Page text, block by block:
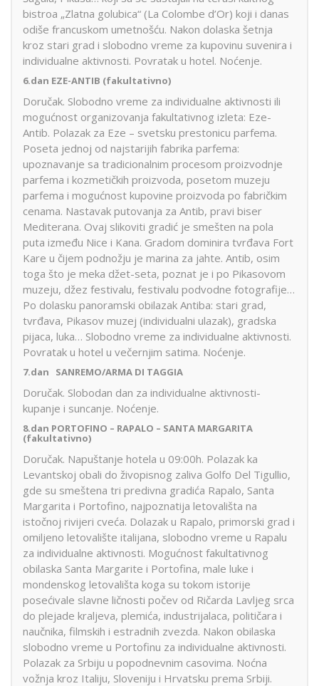
bistroa „Zlatna golubica“ (La Colombe d’Or) koji i danas
odiše francuskom umetnošću. Nakon dolaska šetnja
kroz stari grad i slobodno vreme za kupovinu suvenira i
individualne aktivnosti. Povratak u hotel. Noćenje.
6.dan EZE-ANTIB (fakultativno)
Doručak. Slobodno vreme za individualne aktivnosti ili
mogućnost organizovanja fakultativnog izleta: Eze-
Antib. Polazak za Eze – svetsku prestonicu parfema.
Poseta jednoj od najstarijih fabrika parfema:
upoznavanje sa tradicionalnim procesom proizvodnje
parfema i kozmetičkih proizvoda, posetom muzeju
parfema i mogućnost kupovine proizvoda po fabričkim
cenama. Nastavak putovanja za Antib, pravi biser
Mediterana. Ovaj slikoviti gradić je smešten na pola
puta između Nice i Kana. Gradom dominira tvrđava Fort
Kare u čijem podnožju je marina za jahte. Antib, osim
toga što je meka džet-seta, poznat je i po Pikasovom
muzeju, džez festivalu, festivalu podvodne fotografije…
Po dolasku panoramski obilazak Antiba: stari grad,
tvrđava, Pikasov muzej (individualni ulazak), gradska
pijaca, luka… Slobodno vreme za individualne aktivnosti.
Povratak u hotel u večernjim satima. Noćenje.
7.dan SANREMO/ARMA DI TAGGIA
Doručak. Slobodan dan za individualne aktivnosti-
kupanje i suncanje. Noćenje.
8.dan PORTOFINO – RAPALO – SANTA MARGARITA
(fakultativno)
Doručak. Napuštanje hotela u 09:00h. Polazak ka
Levantskoj obali do živopisnog zaliva Golfo Del Tigullio,
gde su smeštena tri predivna gradića Rapalo, Santa
Margarita i Portofino, najpoznatija letovališta na
istočnoj rivijeri cveća. Dolazak u Rapalo, primorski grad i
omiljeno letovalište italijana, slobodno vreme u Rapalu
za individualne aktivnosti. Mogućnost fakultativnog
obilaska Santa Margarite i Portofina, male luke i
mondenskog letovališta koga su tokom istorije
posećivale slavne ličnosti počev od Ričarda Lavljeg srca
do plejade kraljeva, plemića, industrijalaca, političara i
naučnika, filmskih i estradnih zvezda. Nakon obilaska
slobodno vreme u Portofinu za individualne aktivnosti.
Polazak za Srbiju u popodnevnim casovima. Noćna
vožnja kroz Italiju, Sloveniju i Hrvatsku prema Srbiji.